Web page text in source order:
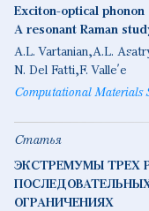
Exciton-optical
A resonant Raman
A.L. Vartanian A.L.
N. Del Fatti F. Valle՛e
Computational Materials
Статья
ЭКСТРЕМУМЫ ТРЕХ
ОГРАНИЧЕНИЯХ